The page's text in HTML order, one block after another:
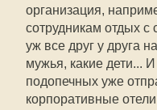
организация,
сотрудникам отдых с
уж все друг у друга
мужья, какие дети...
подопечных уже
корпоративные